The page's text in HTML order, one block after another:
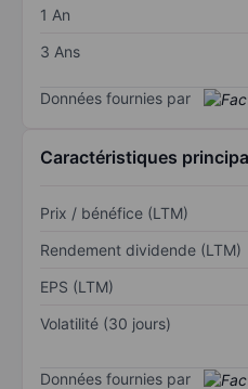
1 An
3 Ans
Données fournies par
Caractéristiques
Prix / bénéfice (LTM)
Rendement dividende (LTM)
EPS (LTM)
Volatilité (30 jours)
Données fournies par